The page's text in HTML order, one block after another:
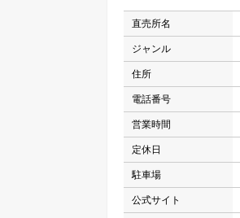
直売所名
ジャンル
住所
電話番号
営業時間
定休日
駐車場
公式サイト